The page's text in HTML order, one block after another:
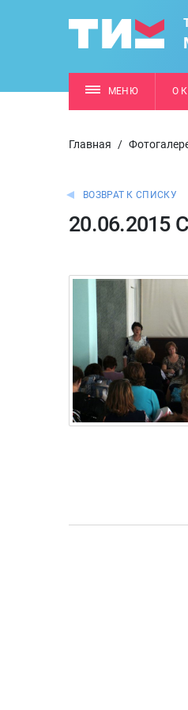
МЕНЮ О
Главная /
ВОЗВРАТ К СПИСКУ
20.06.2015